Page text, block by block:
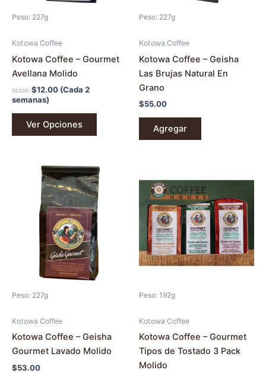
Peso: 227g
Kotowa Coffee
Kotowa Coffee – Gourmet
Avellana Molido
DESDE: $12.00 (Cada 2
semanas)
Ver Opciones
página
Peso: 227g
Kotowa Coffee
Kotowa Coffee – Geisha
Las Brujas Natural En
Grano
$55.00
Agregar
Peso: 227g
Kotowa Coffee
Kotowa Coffee – Geisha
Gourmet Lavado Molido
$53.00
Peso: 192g
Kotowa Coffee
Kotowa Coffee – Gourmet
Tipos de Tostado 3 Pack
Molido